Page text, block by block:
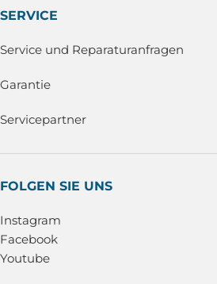
SERVICE
Service und Reparaturanfragen
Garantie
Servicepartner
FOLGEN SIE UNS
Instagram
Facebook
Youtube